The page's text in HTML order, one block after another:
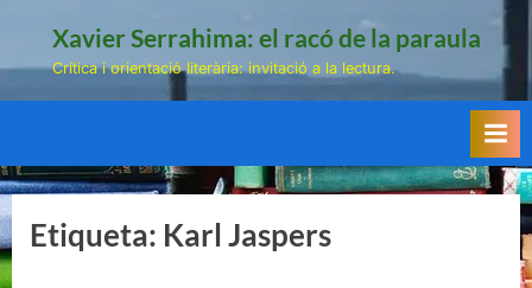
Xavier Serrahima: el racó de la paraula
Crítica i orientació literària: invitació a la lectura.
Etiqueta: Karl Jaspers